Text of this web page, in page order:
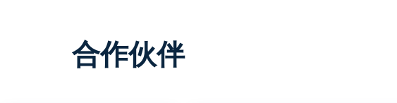
合作伙伴